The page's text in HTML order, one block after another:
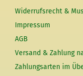
Widerrufsrecht &
Impressum
AGB
Versand & Zahlung
Zahlungsarten im